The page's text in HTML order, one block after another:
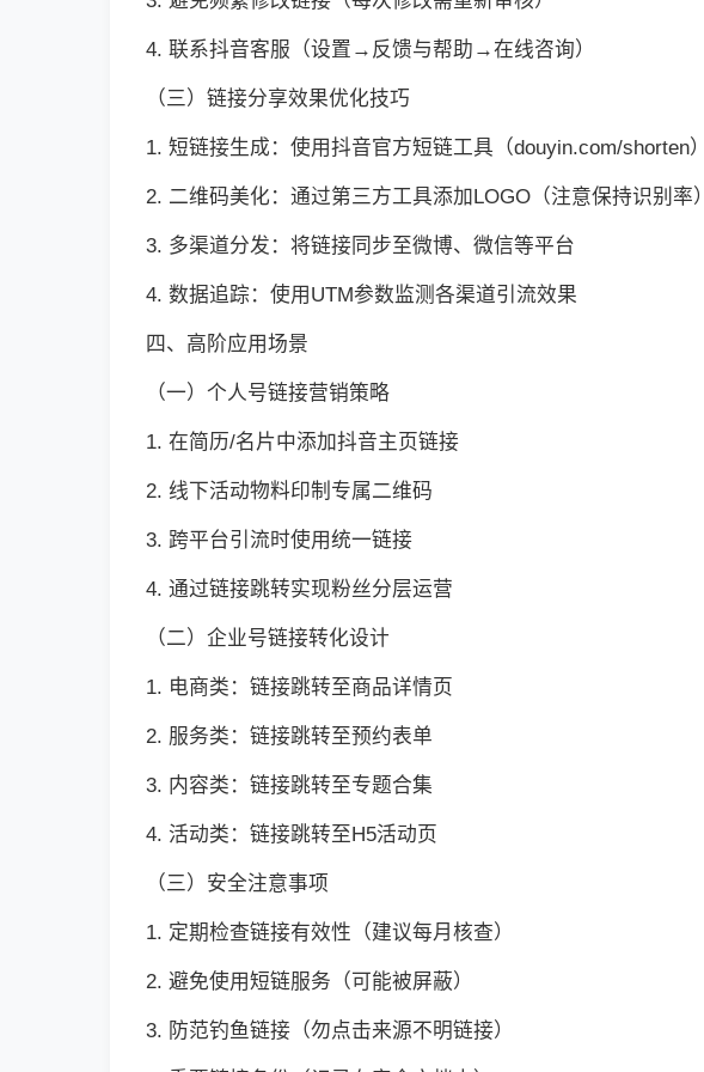
4. 联系抖音客服（设置→反馈与帮助→在线咨询）
（三）链接分享效果优化技巧
1. 短链接生成：使用抖音官方短链工具（douyin.com/shorten）
2. 二维码美化：通过第三方工具添加LOGO（注意保持识别率）
3. 多渠道分发：将链接同步至微博、微信等平台
4. 数据追踪：使用UTM参数监测各渠道引流效果
四、高阶应用场景
（一）个人号链接营销策略
1. 在简历/名片中添加抖音主页链接
2. 线下活动物料印制专属二维码
3. 跨平台引流时使用统一链接
4. 通过链接跳转实现粉丝分层运营
（二）企业号链接转化设计
1. 电商类：链接跳转至商品详情页
2. 服务类：链接跳转至预约表单
3. 内容类：链接跳转至专题合集
4. 活动类：链接跳转至H5活动页
（三）安全注意事项
1. 定期检查链接有效性（建议每月核查）
2. 避免使用短链服务（可能被屏蔽）
3. 防范钓鱼链接（勿点击来源不明链接）